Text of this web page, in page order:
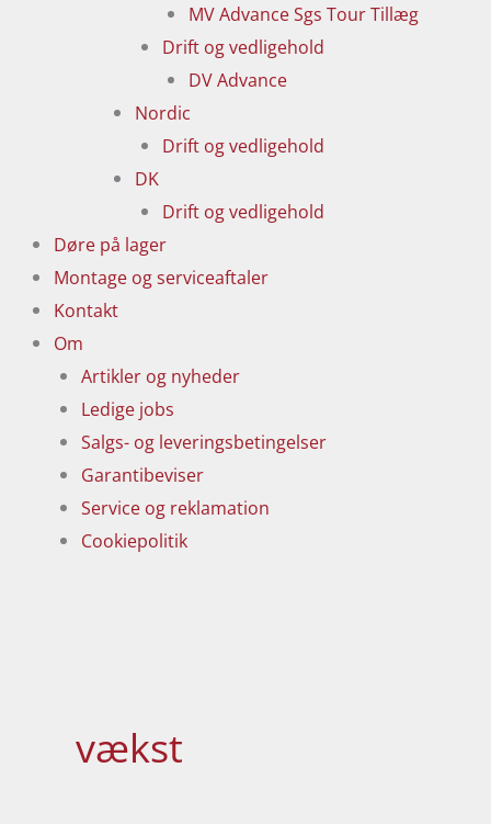
MV Advance Sgs Tour Tillæg
Drift og vedligehold
DV Advance
Nordic
Drift og vedligehold
DK
Drift og vedligehold
Døre på lager
Montage og serviceaftaler
Kontakt
Om
Artikler og nyheder
Ledige jobs
Salgs- og leveringsbetingelser
Garantibeviser
Service og reklamation
Cookiepolitik
vækst